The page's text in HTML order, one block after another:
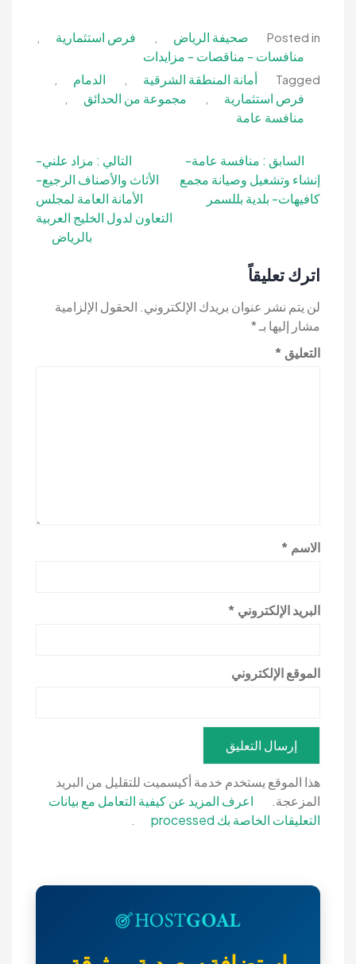
Posted in صحيفة الرياض فرص استثمارية
منافسات - مناقصات - مزايدات
Tagged أمانة المنطقة الشرقية الدمام
فرص استثمارية مجموعة من الحدائق
منافسة عامة
تصفّح
المقالات
السابق : منافسة عامة-
إنشاء وتشغيل وصيانة مجمع
كافيهات- بلدية بللسمر
التالي : مزاد علني-
الأثاث والأصناف الرجيع-
الأمانة العامة لمجلس
التعاون لدول الخليج العربية
بالرياض
اترك تعليقاً
لن يتم نشر عنوان بريدك الإلكتروني. الحقول الإلزامية
مشار إليها بـ*
التعليق *
الاسم *
البريد الإلكتروني *
الموقع الإلكتروني
هذا الموقع يستخدم خدمة أكيسميت للتقليل من البريد
المزعجة.
اعرف المزيد عن كيفية التعامل مع بيانات
التعليقات الخاصة بك processed
.